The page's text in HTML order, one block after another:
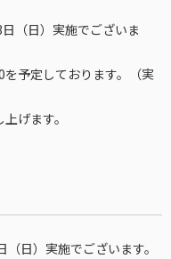
（日）実施でございま
予定しております。（実
げます。
日）実施でございます。